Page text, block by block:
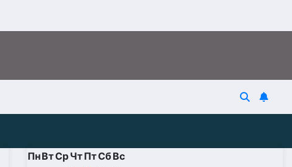
ПнВтСрЧтПтСбВс